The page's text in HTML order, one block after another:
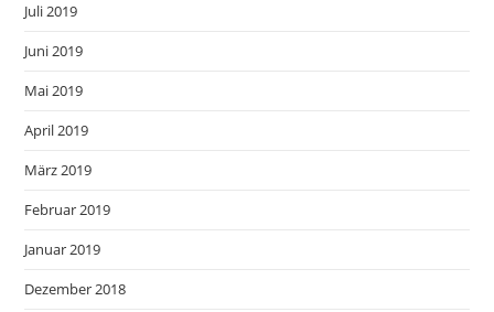
Juli 2019
Juni 2019
Mai 2019
April 2019
März 2019
Februar 2019
Januar 2019
Dezember 2018